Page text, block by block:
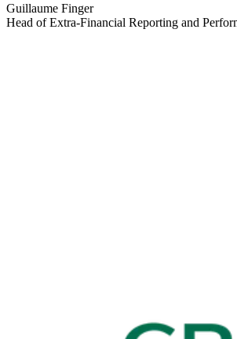
Guillaume Finger
Head of Extra-Financial Reporting and